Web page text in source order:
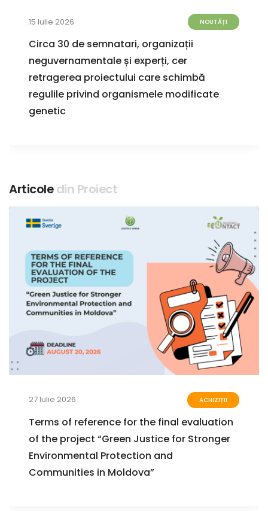
15 Iulie 2026 NOUTĂȚI
Circa 30 de semnatari, organizații
neguvernamentale și experți, cer
retragerea proiectului care schimbă
regulile privind organismele modificate
genetic
Articoledin Proiect
27 Iulie 2026 ACHIZIȚII
Terms of reference for the final evaluation
of the project “Green Justice for Stronger
Environmental Protection and
Communities in Moldova”